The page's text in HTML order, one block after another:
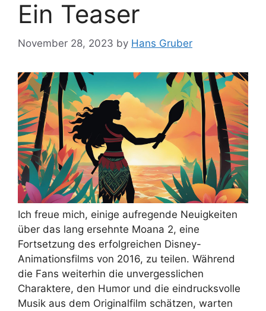
Ein Teaser
November 28, 2023 by Hans Gruber
Ich freue mich, einige aufregende Neuigkeiten
über das lang ersehnte Moana 2, eine
Fortsetzung des erfolgreichen Disney-
Animationsfilms von 2016, zu teilen. Während
die Fans weiterhin die unvergesslichen
Charaktere, den Humor und die eindrucksvolle
Musik aus dem Originalfilm schätzen, warten